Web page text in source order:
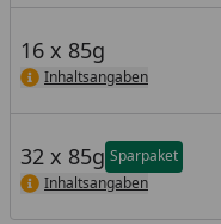
16 x 85g
Inhaltsangaben
32 x 85g Sparpaket
Inhaltsangaben